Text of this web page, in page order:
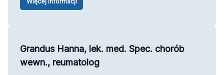
Grandus Hanna, lek. med. Spec. chorób
wewn., reumatolog